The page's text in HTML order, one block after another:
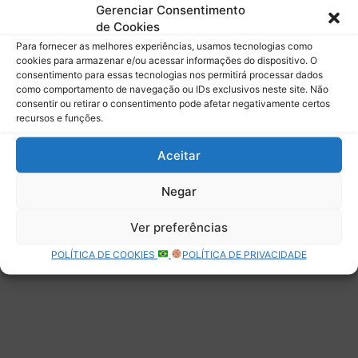
Gerenciar Consentimento
de Cookies
Para fornecer as melhores experiências, usamos tecnologias como
cookies para armazenar e/ou acessar informações do dispositivo. O
consentimento para essas tecnologias nos permitirá processar dados
como comportamento de navegação ou IDs exclusivos neste site. Não
consentir ou retirar o consentimento pode afetar negativamente certos
recursos e funções.
Aceitar
Negar
Ver preferências
POLÍTICA DE COOKIES POLÍTICA DE PRIVACIDADE
Assinar
Deixe uma resposta